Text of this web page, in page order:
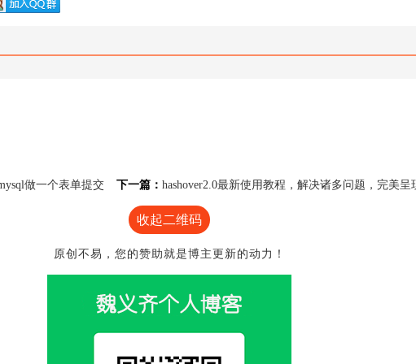
做一个表单提交 下一篇： hashover2.0最新使用教程，解决诸多问题，完美呈
收起二维码
原创不易，您的赞助就是博主更新的动力！